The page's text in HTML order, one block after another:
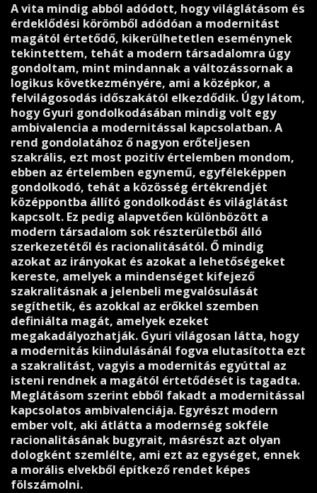
A vita mindig abból adódott, hogy világlátásom és
érdeklődési körömből adódóan a modernitást
magától értetődő, kikerülhetetlen eseménynek
tekintettem, tehát a modern társadalomra úgy
gondoltam, mint mindannak a változássornak a
logikus következményére, ami a középkor, a
felvilágosodás időszakától elkezdődik. Úgy látom,
hogy Gyuri gondolkodásában mindig volt egy
ambivalencia a modernitással kapcsolatban. A
rend gondolatához ő nagyon erőteljesen
szakrális, ezt most pozitív értelemben mondom,
ebben az értelemben egynemű, egyféleképpen
gondolkodó, tehát a közösség értékrendjét
középpontba állító gondolkodást és világlátást
kapcsolt. Ez pedig alapvetően különbözött a
modern társadalom sok részterületből álló
szerkezetétől és racionalitásától. Ő mindig
azokat az irányokat és azokat a lehetőségeket
kereste, amelyek a mindenséget kifejező
szakralitásnak a jelenbeli megvalósulását
segíthetik, és azokkal az erőkkel szemben
definiálta magát, amelyek ezeket
megakadályozhatják. Gyuri világosan látta, hogy
a modernitás kiindulásánál fogva elutasította ezt
a szakralitást, vagyis a modernitás egyúttal az
isteni rendnek a magától értetődését is tagadta.
Meglátásom szerint ebből fakadt a modernitással
kapcsolatos ambivalenciája. Egyrészt modern
ember volt, aki átlátta a modernség sokféle
racionalitásának bugyrait, másrészt azt olyan
dologként szemlélte, ami ezt az egységet, ennek
a morális elvekből építkező rendet képes
fölszámolni.